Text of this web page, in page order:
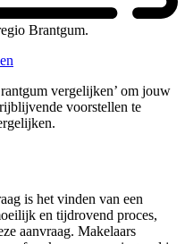
Brantgum.
vergelijken’ om jouw
voorstellen te
is het vinden van een
en tijdrovend proces,
aanvraag. Makelaars